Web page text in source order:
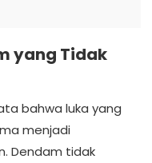
yang Tidak
bahwa luka yang
menjadi
Dendam tidak